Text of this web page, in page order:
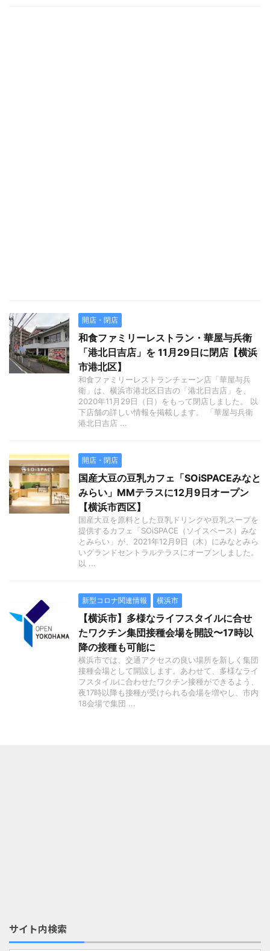
開店・閉店
和食ファミリーレストラン・華屋与兵衛
「港北日吉店」を 11月29日に閉店【横浜
市港北区】
和食ファミリーレストランチェーン店「華屋与兵
衛」は、横浜市港北区日吉の「港北日吉店」を、
2020年11月29日（日）をもって閉店しました。 以
下店舗の詳しい情報を掲載します。 「華屋与兵衛
港北日吉店 ...
開店・閉店
国産大豆の豆乳カフェ「SOiSPACEみなと
みらい」MMテラスに12月9日オープン
【横浜市西区】
国産大豆を原料とした豆乳ドリンクや豆乳スープを
提供するカフェ「SOiSPACE（ソイスペース）みな
とみらい」が、2021年12月9日（木）にみなとみら
いグランドセントラルテラスにオープンしました。
以 ...
新型コロナ関連情報 横浜市
【横浜市】多様なライフスタイルに合せ
たワクチン集団接種会場を開設〜17時以
降の接種も可能に
横浜市では、交通アクセスの良い場所を新しく集団
接種会場として開設します。あわせて、多様なライ
フスタイルに合わせたワクチン接種ができるよう、
夜17時以降も接種が受けられる会場を増やし、市内
18会場で集団 ...
サイト内検索